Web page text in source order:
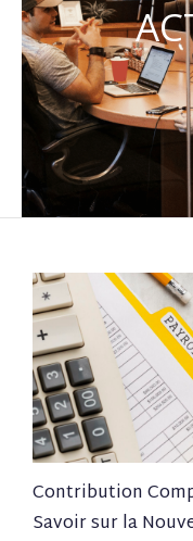
Contribution
Savoir sur la